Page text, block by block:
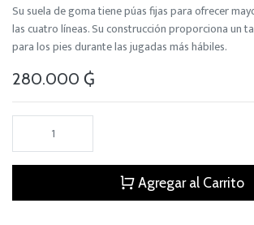
Su suela de goma tiene púas fijas para ofrecer
las cuatro líneas. Su construcción proporciona un
para los pies durante las jugadas más hábiles.
280.000 ₲
Agregar al Carrito